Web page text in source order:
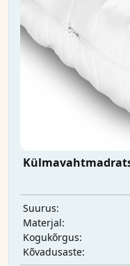
Suurus:
Materjal:
Kogukõrgus:
Kõvadusaste: